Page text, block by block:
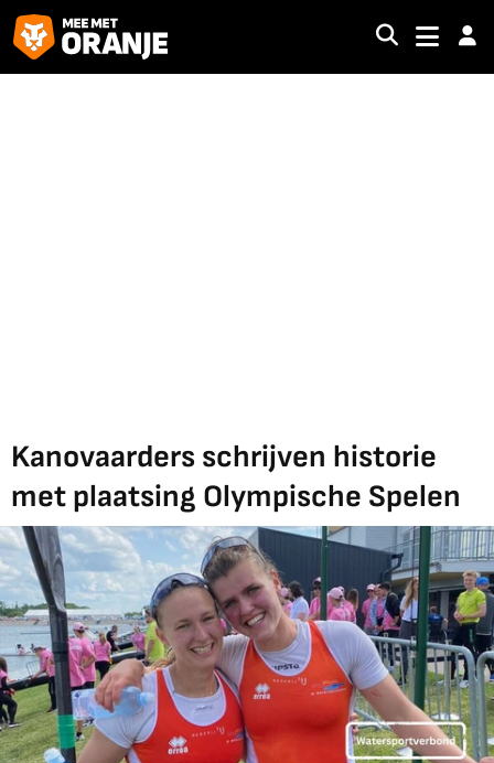
Kanovaarders schrijven historie
met plaatsing Olympische Spelen